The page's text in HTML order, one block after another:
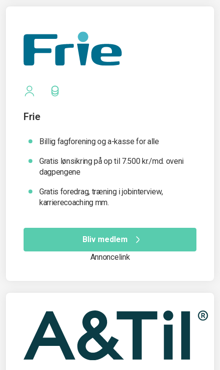
Frie
Billig fagforening og a-kasse for alle
Gratis lønsikring på op til 7.500 kr./md. oveni
dagpengene
Gratis foredrag, træning i jobinterview,
karrierecoaching mm.
Bliv medlem
Annoncelink